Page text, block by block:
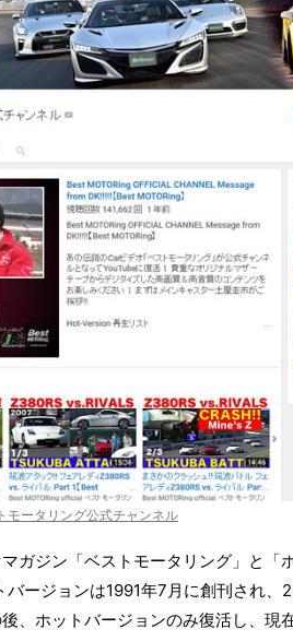
モータリング公式チャンネル
ガジン「ベストモータリング」と「
ージョンは1991年7月に創刊され、
、ホットバージョンのみ復活し、現